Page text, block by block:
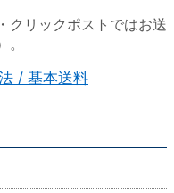
クリックポストではお送
/ 基本送料